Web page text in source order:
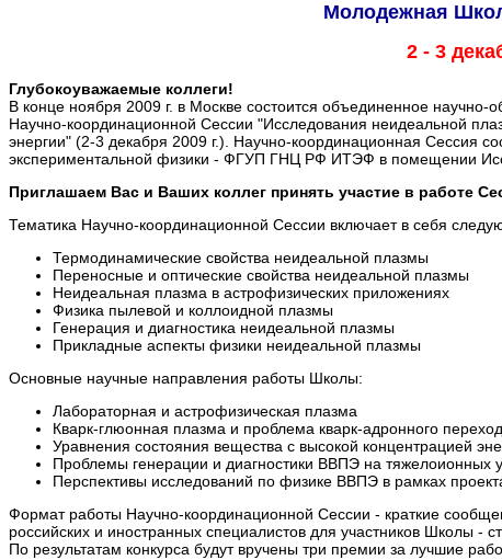
Молодежная
2 - 3
Глубокоуважаемые коллеги!
В конце ноября 2009 г. в Москве состоится объединенное
Научно-координационной Сессии "Исследования неидеальной
энергии" (2-3 декабря 2009 г.). Научно-координационная Сессия
экспериментальной физики - ФГУП ГНЦ РФ ИТЭФ в помещении
Приглашаем Вас и Ваших коллег принять участие в работе
Тематика Научно-координационной Сессии включает в себя
Термодинамические свойства неидеальной плазмы
Переносные и оптические свойства неидеальной плазмы
Неидеальная плазма в астрофизических приложениях
Физика пылевой и коллоидной плазмы
Генерация и диагностика неидеальной плазмы
Прикладные аспекты физики неидеальной плазмы
Основные научные направления работы Школы:
Лабораторная и астрофизическая плазма
Кварк-глюонная плазма и проблема кварк-адронного
Уравнения состояния вещества с высокой концентрацией
Проблемы генерации и диагностики ВВПЭ на тяжелоионных
Перспективы исследований по физике ВВПЭ в рамках
Формат работы Научно-координационной Сессии - краткие
российских и иностранных специалистов для участников Школы -
По результатам конкурса будут вручены три премии за лучшие